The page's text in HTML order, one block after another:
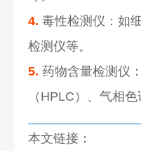
4. 毒性检测仪：如
检测仪等。
5. 药物含量检测仪
（HPLC）、气相
本文链接：